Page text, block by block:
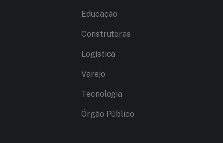
Educação
Construtoras
Logística
Varejo
Tecnologia
Órgão Público